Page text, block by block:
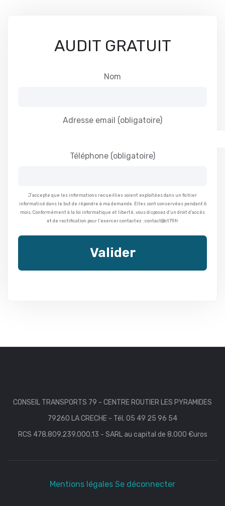
AUDIT GRATUIT
Nom
Adresse email (obligatoire)
Téléphone (obligatoire)
J’accepte que les informations recueillies soient exploitées dans un fichier
informatisé dans le but de répondre à ma demande. Elles sont conservées pendant 6
mois. Conformément à la loi informatique et liberté, vous disposez d’un droit d’accès
et de rectification pour l’exercer contactez : contact@ct79.fr
Valider
CONSEIL TRANSPORTS 79 - CENTRE ROUTIER LES PYRAMIDES
79260 LA CRECHE - Tél. 05 49 25 96 54
RCS 478.809.239.000.13 - SARL au capital de 8.000 €uros
Mentions légales Se déconnecter